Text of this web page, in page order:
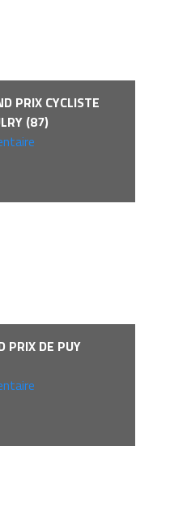
PRIX CYCLISTE
(87)
PRIX DE PUY